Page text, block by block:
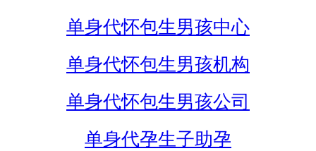
单身代怀包生男孩中心
单身代怀包生男孩机构
单身代怀包生男孩公司
单身代孕生子助孕